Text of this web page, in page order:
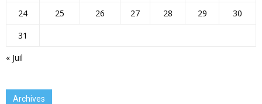
« Juil
24
25 26 27 28 29
30
31
Archives